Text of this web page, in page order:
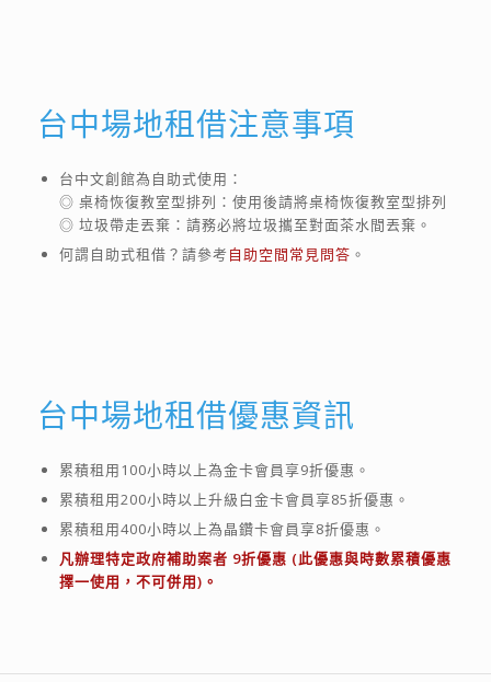
台中場地租借注意事項
台中文創館為自助式使用：
◎ 桌椅恢復教室型排列：使用後請將桌椅恢復教室型排列
◎ 垃圾帶走丟棄：請務必將垃圾攜至對面茶水間丟棄。
何謂自助式租借？請參考自助空間常見問答 。
台中場地租借優惠資訊
累積租用100小時以上為金卡會員享9折優惠。
累積租用200小時以上升級白金卡會員享85折優惠。
累積租用400小時以上為晶鑽卡會員享8折優惠。
凡辦理特定政府補助案者 9折優惠 (此優惠與時數累積優惠
擇一使用，不可併用)。